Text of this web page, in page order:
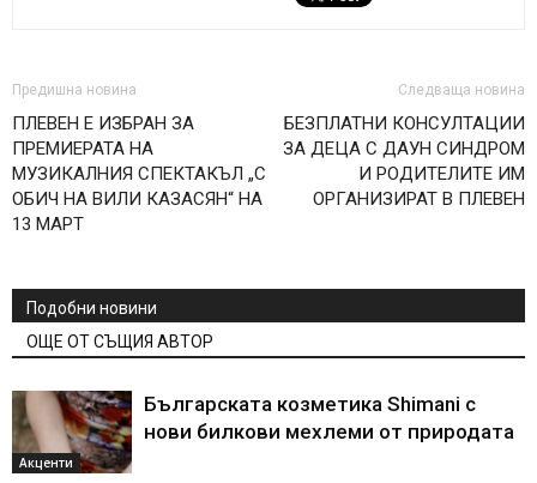
Предишна новина
ПЛЕВЕН Е ИЗБРАН ЗА
ПРЕМИЕРАТА НА
МУЗИКАЛНИЯ СПЕКТАКЪЛ „С
ОБИЧ НА ВИЛИ КАЗАСЯН“ НА
13 МАРТ
Следваща новина
БЕЗПЛАТНИ КОНСУЛТАЦИИ
ЗА ДЕЦА С ДАУН СИНДРОМ
И РОДИТЕЛИТЕ ИМ
ОРГАНИЗИРАТ В ПЛЕВЕН
Подобни новини
ОЩЕ ОТ СЪЩИЯ АВТОР
Акценти
Българската козметика Shimani с
нови билкови мехлеми от природата